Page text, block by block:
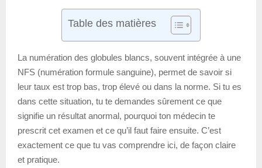
Table des matières
La numération des globules blancs, souvent intégrée à une
NFS (numération formule sanguine), permet de savoir si
leur taux est trop bas, trop élevé ou dans la norme. Si tu es
dans cette situation, tu te demandes sûrement ce que
signifie un résultat anormal, pourquoi ton médecin te
prescrit cet examen et ce qu’il faut faire ensuite. C’est
exactement ce que tu vas comprendre ici, de façon claire
et pratique.